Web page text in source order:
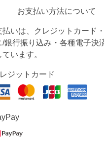
お支払い方法について
払いは、クレジットカード
/銀行振り込み・各種電子決
ています。
ジットカード